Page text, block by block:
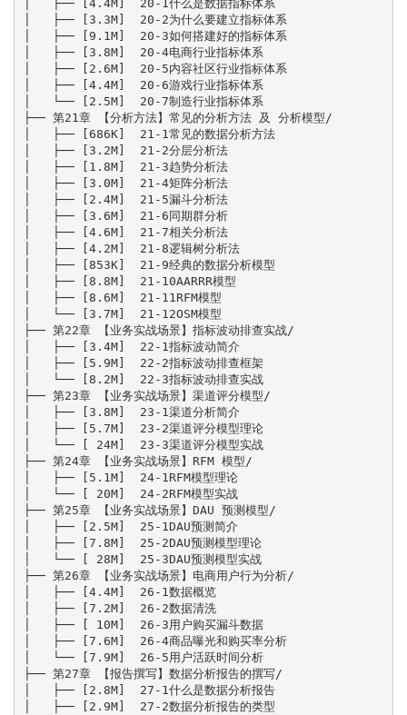
│   ├── [4.4M]  20-1什么是数据指标体系
│   ├── [3.3M]  20-2为什么要建立指标体系
│   ├── [9.1M]  20-3如何搭建好的指标体系
│   ├── [3.8M]  20-4电商行业指标体系
│   ├── [2.6M]  20-5内容社区行业指标体系
│   ├── [4.4M]  20-6游戏行业指标体系
│   └── [2.5M]  20-7制造行业指标体系
├── 第21章 【分析方法】常见的分析方法 及 分析模型/
│   ├── [686K]  21-1常见的数据分析方法
│   ├── [3.2M]  21-2分层分析法
│   ├── [1.8M]  21-3趋势分析法
│   ├── [3.0M]  21-4矩阵分析法
│   ├── [2.4M]  21-5漏斗分析法
│   ├── [3.6M]  21-6同期群分析
│   ├── [4.6M]  21-7相关分析法
│   ├── [4.2M]  21-8逻辑树分析法
│   ├── [853K]  21-9经典的数据分析模型
│   ├── [8.8M]  21-10AARRR模型
│   ├── [8.6M]  21-11RFM模型
│   └── [3.7M]  21-12OSM模型
├── 第22章 【业务实战场景】指标波动排查实战/
│   ├── [3.4M]  22-1指标波动简介
│   ├── [5.9M]  22-2指标波动排查框架
│   └── [8.2M]  22-3指标波动排查实战
├── 第23章 【业务实战场景】渠道评分模型/
│   ├── [3.8M]  23-1渠道分析简介
│   ├── [5.7M]  23-2渠道评分模型理论
│   └── [ 24M]  23-3渠道评分模型实战
├── 第24章 【业务实战场景】RFM 模型/
│   ├── [5.1M]  24-1RFM模型理论
│   └── [ 20M]  24-2RFM模型实战
├── 第25章 【业务实战场景】DAU 预测模型/
│   ├── [2.5M]  25-1DAU预测简介
│   ├── [7.8M]  25-2DAU预测模型理论
│   └── [ 28M]  25-3DAU预测模型实战
├── 第26章 【业务实战场景】电商用户行为分析/
│   ├── [4.4M]  26-1数据概览
│   ├── [7.2M]  26-2数据清洗
│   ├── [ 10M]  26-3用户购买漏斗数据
│   ├── [7.6M]  26-4商品曝光和购买率分析
│   └── [7.9M]  26-5用户活跃时间分析
├── 第27章 【报告撰写】数据分析报告的撰写/
│   ├── [2.8M]  27-1什么是数据分析报告
│   ├── [2.9M]  27-2数据分析报告的类型